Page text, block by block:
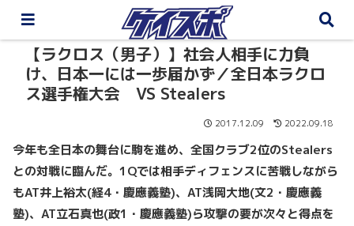
【ラクロス（男子）】社会人相手に力負
け、日本一には一歩届かず／全日本ラクロ
ス選手権大会 VS Stealers
2017.12.09 2022.09.18
今年も全日本の舞台に駒を進め、全国クラブ2位のStealers
との対戦に臨んだ。1Qでは相手ディフェンスに苦戦しながら
もAT井上裕太(経4・慶應義塾)、AT浅岡大地(文2・慶應義
塾)、AT立石真也(政1・慶應義塾)ら攻撃の要が次々と得点を